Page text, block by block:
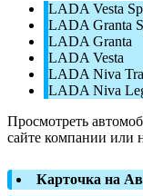
LADA Vesta
LADA Granta
LADA Granta
LADA Vesta
LADA Niva
LADA Niva
Просмотреть
сайте компании или
Карточка на